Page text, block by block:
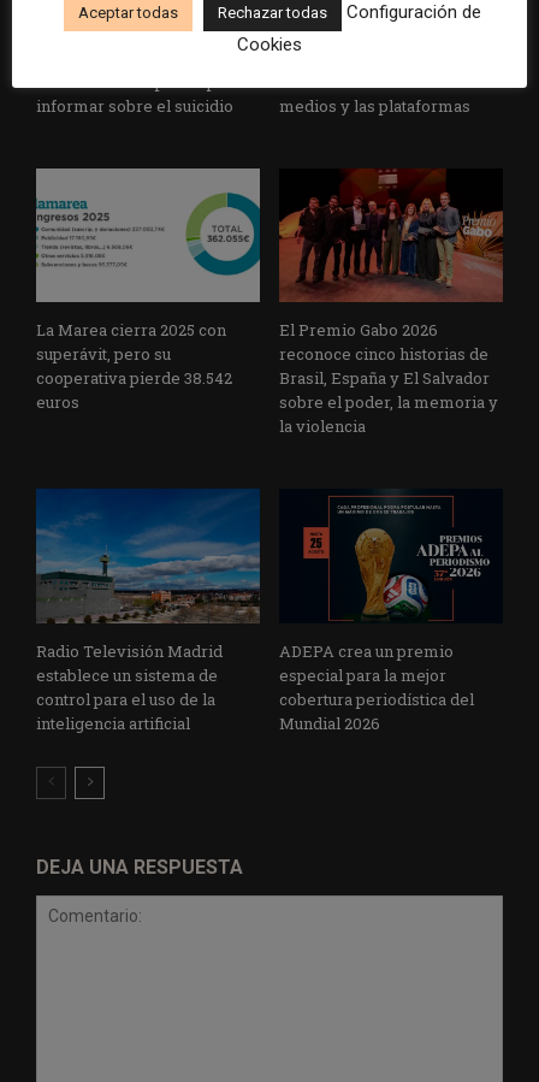
La Universidad CEU
Cardenal Herrera presenta
informar sobre el suicidio
Paul Krugman alerta del
avance de los
medios y las plataformas
La Marea cierra 2025 con
superávit, pero su
cooperativa pierde 38.542
euros
El Premio Gabo 2026
reconoce cinco historias de
Brasil, España y El Salvador
sobre el poder, la memoria y
la violencia
Radio Televisión Madrid
establece un sistema de
control para el uso de la
inteligencia artificial
ADEPA crea un premio
especial para la mejor
cobertura periodística del
Mundial 2026
DEJA UNA RESPUESTA
Aceptar todas Rechazar todas
Configuración de
Cookies